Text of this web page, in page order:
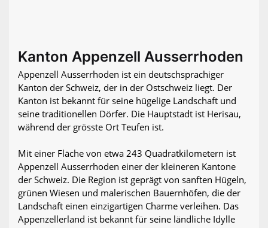
Kanton Appenzell Ausserrhoden
Appenzell Ausserrhoden ist ein deutschsprachiger
Kanton der Schweiz, der in der Ostschweiz liegt. Der
Kanton ist bekannt für seine hügelige Landschaft und
seine traditionellen Dörfer. Die Hauptstadt ist Herisau,
während der grösste Ort Teufen ist.
Mit einer Fläche von etwa 243 Quadratkilometern ist
Appenzell Ausserrhoden einer der kleineren Kantone
der Schweiz. Die Region ist geprägt von sanften Hügeln,
grünen Wiesen und malerischen Bauernhöfen, die der
Landschaft einen einzigartigen Charme verleihen. Das
Appenzellerland ist bekannt für seine ländliche Idylle